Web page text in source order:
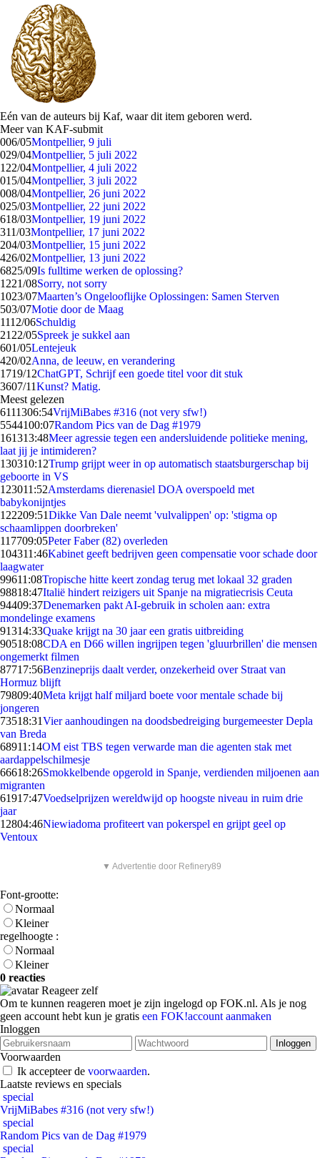
Eén van de auteurs bij Kaf, waar dit item geboren werd.
Meer van KAF-submit
006/05Montpellier, 9 juli
029/04Montpellier, 5 juli 2022
1 22/04Montpellier, 4 juli 2022
015/04Montpellier, 3 juli 2022
008/04Montpellier, 26 juni 2022
025/03Montpellier, 22 juni 2022
618/03Montpellier, 19 juni 2022
311/03Montpellier, 17 juni 2022
204/03Montpellier, 15 juni 2022
426/02Montpellier, 13 juni 2022
6825/09Is fulltime werken de oplossing?
1221/08Sorry, not sorry
1023/07Maarten’s Ongelooflijke Oplossingen: Samen Sterven
503/07Motie door de Maag
1112/06Schuldig
21 22/05Spreek je sukkel aan
601/05Lentejeuk
420/02Anna, de leeuw, en verandering
1719/12ChatGPT, Schrijf een goede titel voor dit stuk
3607/11Kunst? Matig.
Meest gelezen
6111306:54VrijMiBabes #316 (not very sfw!)
5544100:07Random Pics van de Dag #1979
161313:48Meer agressie tegen een andersluidende politieke mening,
laat jij je intimideren?
130310:12Trump grijpt weer in op automatisch staatsburgerschap bij
geboorte in VS
123011:52Amsterdams dierenasiel DOA overspoeld met
babykonijntjes
122209:51Dikke Van Dale neemt 'vulvalippen' op: 'stigma op
schaamlippen doorbreken'
117709:05Peter Faber (82) overleden
104311:46Kabinet geeft bedrijven geen compensatie voor schade door
laagwater
99611:08Tropische hitte keert zondag terug met lokaal 32 graden
98818:47Italië hindert reizigers uit Spanje na migratiecrisis Ceuta
94409:37Denemarken pakt AI-gebruik in scholen aan: extra
mondelinge examens
91314:33Quake krijgt na 30 jaar een gratis uitbreiding
90518:08CDA en D66 willen ingrijpen tegen 'gluurbrillen' die mensen
ongemerkt filmen
87717:56Benzineprijs daalt verder, onzekerheid over Straat van
Hormuz blijft
79809:40Meta krijgt half miljard boete voor mentale schade bij
jongeren
73518:31Vier aanhoudingen na doodsbedreiging burgemeester Depla
van Breda
68911:14OM eist TBS tegen verwarde man die agenten stak met
aardappelschilmesje
66618:26Smokkelbende opgerold in Spanje, verdienden miljoenen aan
migranten
61917:47Voedselprijzen wereldwijd op hoogste niveau in ruim drie
jaar
12804:46Niewiadoma profiteert van pokerspel en grijpt geel op
Ventoux
▼ Advertentie door Refinery89
Font-grootte:
Normaal
Kleiner
regelhoogte :
Normaal
Kleiner
0 reacties
Reageer zelf
Om te kunnen reageren moet je zijn ingelogd op FOK.nl. Als je nog
geen account hebt kun je gratis een FOK!account aanmaken
Inloggen
Voorwaarden
Ik accepteer de voorwaarden.
Laatste reviews en specials
special
VrijMiBabes #316 (not very sfw!)
special
Random Pics van de Dag #1979
special